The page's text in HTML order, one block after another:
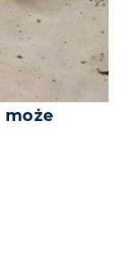
może